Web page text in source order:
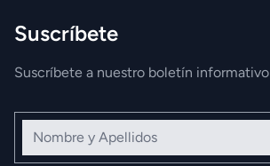
Suscríbete
Suscríbete a nuestro boletín informativo
Nombre y Apellidos